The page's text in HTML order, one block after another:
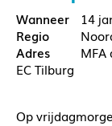
14
MFA
EC Tilburg
Op